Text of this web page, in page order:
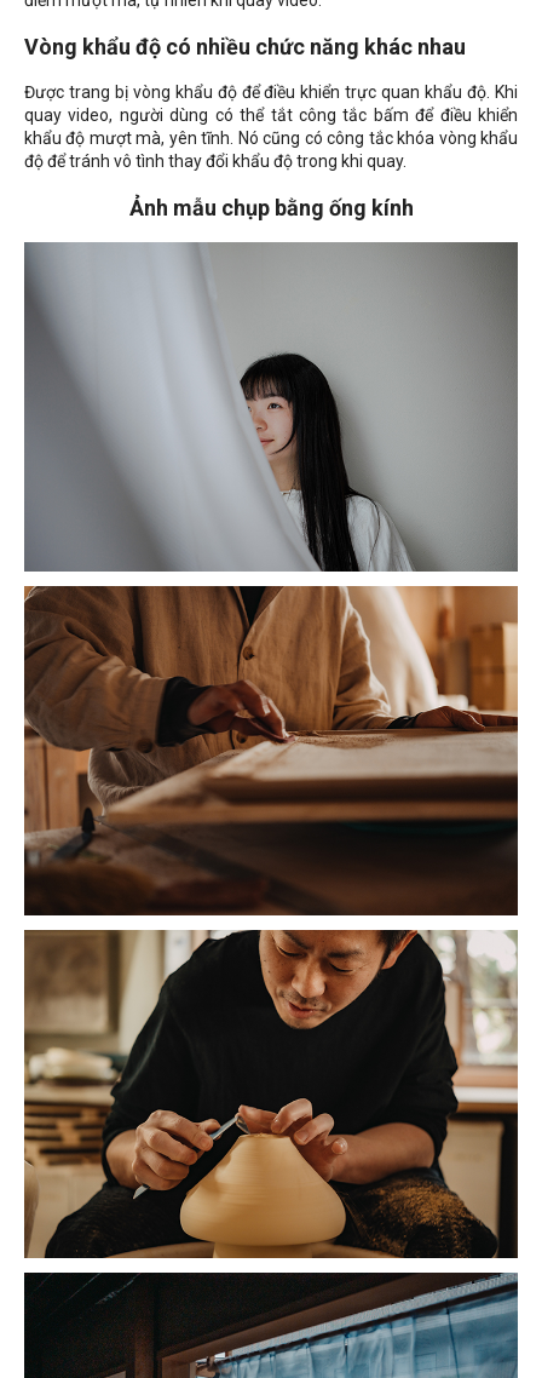
Vòng khẩu độ có nhiều chức năng khác nhau
Được trang bị vòng khẩu độ để điều khiển trực quan khẩu độ. Khi
quay video, người dùng có thể tắt công tắc bấm để điều khiển
khẩu độ mượt mà, yên tĩnh. Nó cũng có công tắc khóa vòng khẩu
độ để tránh vô tình thay đổi khẩu độ trong khi quay.
Ảnh mẫu chụp bằng ống kính